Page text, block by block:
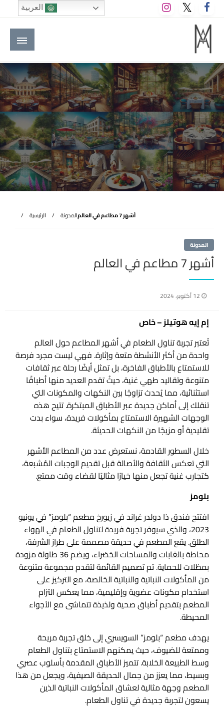
التخطي
إلى
المحتوى
M A hotels | إم ايه هوتيلز
الموقع الأول للعاملين في الفنادق في العالم العربي
الرئيسية المدونة أشهر 7 مطاعم في العالم
المدونة
أشهر 7 مطاعم في العالم
نُشر
12 أكتوبر، 2024
إم إيه هوتيلز – خاص
تُعتبر تجربة تناول الطعام في أشهر المطاعم حول العالم
واحدة من أكثر الأنشطة متعة وإثارة. فهي ليست مجرد فرصة
للاستمتاع بالأطباق الفاخرة، بل تمثل أيضًا رحلة عبر ثقافات
متنوعة وتقاليد طهي غنية، حيثُ تقدم العديد منها أطباقًا
استثنائية، مما يُحدث تزاوجًا بين النكهات والمكونات التي
تنقلك إلى أماكن جديدة عبر الأطباق المبتكرة. تتيح هذه
الوجهات الشهيرة الاستمتاع بمأكولات فريدة، سواء بدت
تقليدية أو مزيجًا من النكهات الحديثة.
خلال السطور القادمة، نستعرض عدد من المطاعم الأشهر
التي تعكس الثقافة والأصالة قبل تقديم الوجبات المُشبعة،
كتجارب غنية تجعل منها خيارًا مثاليًا لقضاء وقت ممتع.
بلومز
افتتح فندق ذا دولدر غراند في زيورخ مطعم “بلومز” في يونيو
2023، والذي سيوفر تجربة فريدة لتناول الطعام في الهواء
الطلق. يقع المطعم في حديقة مصممة على طراز الشرفة،
محاطة بالغابات والمساحات الخضراء، ويضم 36 طاولة مزودة
بمظلات للحماية. تم تصميم القائمة لتقدم مجموعة متنوعة
من المأكولات النباتية والنباتية الخالصة، مع التركيز على
استخدام مكونات عضوية وإقليمية، مما يعكس التزام
المطعم بتقديم أطباق صحية ولذيذة تتماشى مع الأجواء
المحيطة.
يهدف مطعم “بلومز” السويسري إلى خلق تجربة مريحة
وممتعة للضيوف، حيث يمكنهم الاستمتاع بتناول الطعام
وسط الطبيعة الخلابة. تتميز الأطباق المقدمة بأسلوب عصري
وبسيط، مما يعزز من جمال الحديقة الصيفية، ويجعل من هذا
المطعم وجهة مثالية لعشاق المأكولات النباتية الذين
يسعون لتجربة جديدة في تناول الطعام.
العربية